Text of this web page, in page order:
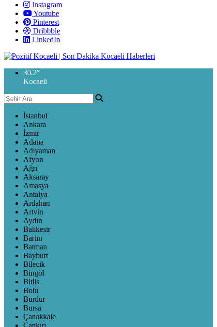
Instagram
Youtube
Pinterest
Dribbble
LinkedIn
30.2°
Kocaeli
İstanbul
Ankara
İzmir
Adana
Adıyaman
Afyon
Ağrı
Aksaray
Amasya
Antalya
Ardahan
Artvin
Aydın
Balıkesir
Bartın
Batman
Bayburt
Bilecik
Bingöl
Bitlis
Bolu
Burdur
Bursa
Çanakkale
Çankırı